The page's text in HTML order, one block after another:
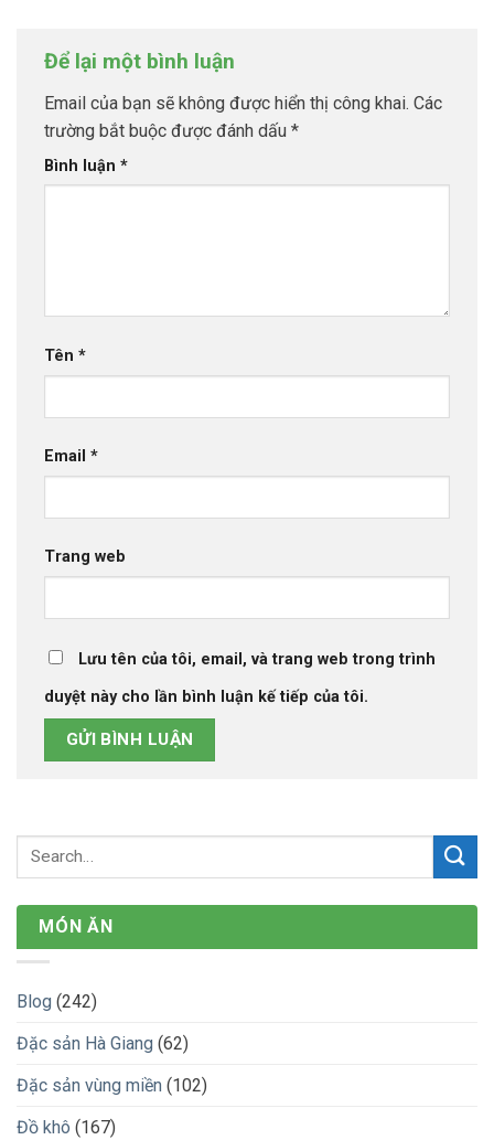
Để lại một bình luận
Email của bạn sẽ không được hiển thị công khai. Các
trường bắt buộc được đánh dấu *
Bình luận *
Tên *
Email *
Trang web
Lưu tên của tôi, email, và trang web trong trình
duyệt này cho lần bình luận kế tiếp của tôi.
MÓN ĂN
Blog (242)
Đặc sản Hà Giang (62)
Đặc sản vùng miền (102)
Đồ khô (167)